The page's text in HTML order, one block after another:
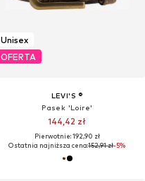
Unisex
OFERTA
LEVI'S ®
Pasek 'Loire'
144,42 zł
Pierwotnie: 192,90 zł
Ostatnia najniższa cena:152,91 zł-5%